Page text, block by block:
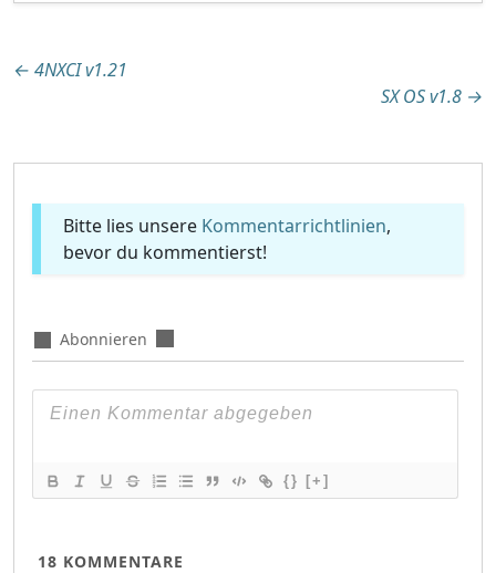
Beitragsnavigation
← 4NXCI v1.21
SX OS v1.8 →
Bitte lies unsere Kommentarrichtlinien,
bevor du kommentierst!
Abonnieren
{} [+]
18 KOMMENTARE